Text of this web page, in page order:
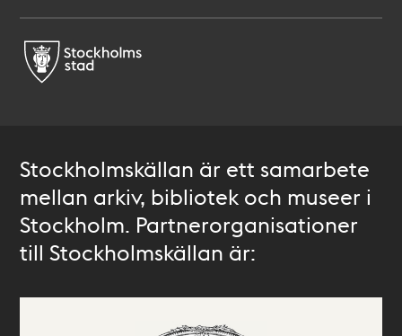
Stockholmskällan är ett samarbete
mellan arkiv, bibliotek och museer i
Stockholm. Partnerorganisationer
till Stockholmskällan är: